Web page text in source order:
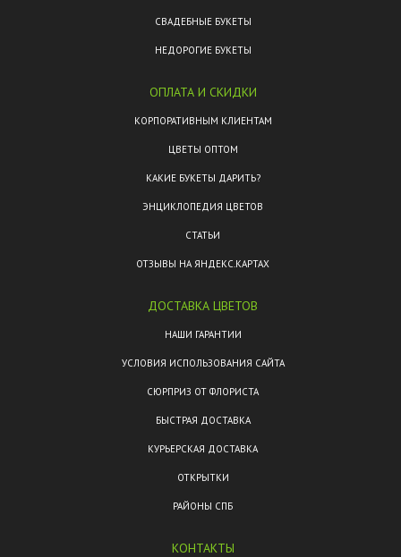
СВАДЕБНЫЕ БУКЕТЫ
НЕДОРОГИЕ БУКЕТЫ
ОПЛАТА И СКИДКИ
КОРПОРАТИВНЫМ КЛИЕНТАМ
ЦВЕТЫ ОПТОМ
КАКИЕ БУКЕТЫ ДАРИТЬ?
ЭНЦИКЛОПЕДИЯ ЦВЕТОВ
СТАТЬИ
ОТЗЫВЫ НА ЯНДЕКС.КАРТАХ
ДОСТАВКА ЦВЕТОВ
НАШИ ГАРАНТИИ
УСЛОВИЯ ИСПОЛЬЗОВАНИЯ САЙТА
СЮРПРИЗ ОТ ФЛОРИСТА
БЫСТРАЯ ДОСТАВКА
КУРЬЕРСКАЯ ДОСТАВКА
ОТКРЫТКИ
РАЙОНЫ СПБ
КОНТАКТЫ